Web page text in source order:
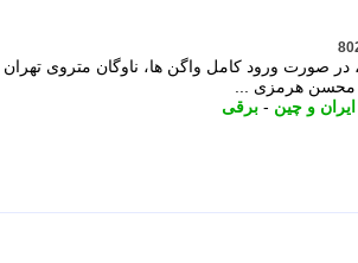
صورت ورود کامل واگن ها، ناوگان متروی تهران
ایران و چین - برقی